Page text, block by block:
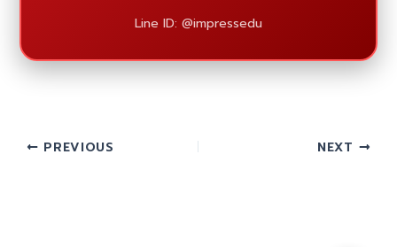
Line ID: @impressedu
PREVIOUS NEXT